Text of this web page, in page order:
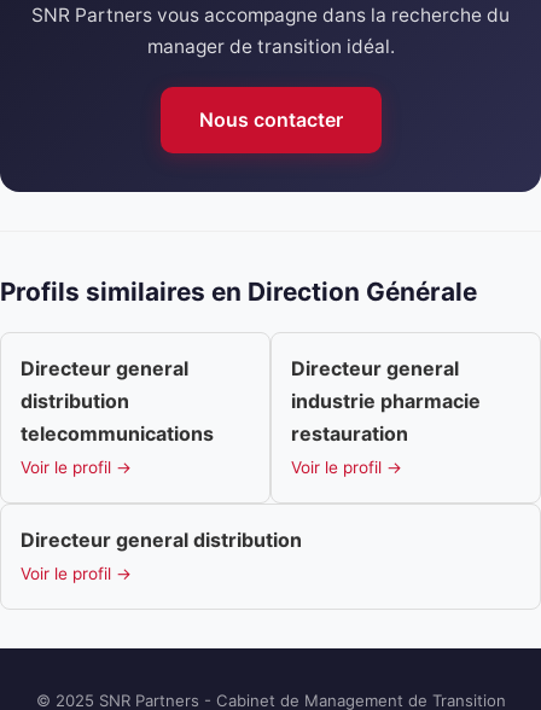
SNR Partners vous accompagne dans la recherche du
manager de transition idéal.
Nous contacter
Profils similaires en Direction Générale
Directeur general
distribution
telecommunications
Voir le profil →
Directeur general
industrie pharmacie
restauration
Voir le profil →
Directeur general distribution
Voir le profil →
© 2025 SNR Partners - Cabinet de Management de Transition